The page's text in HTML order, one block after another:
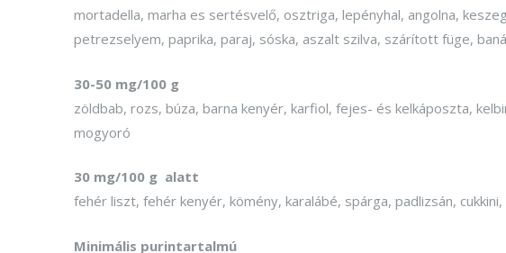
mortadella, marha es sertésvelő, osztriga, lepényhal, angolna,
petrezselyem, paprika, paraj, sóska, aszalt szilva, szárított füge,
30-50 mg/100 g
zöldbab, rozs, búza, barna kenyér, karfiol, fejes- és kelkáposzta,
mogyoró
30 mg/100 g alatt
fehér liszt, fehér kenyér, kömény, karalábé, spárga, padlizsán,
Minimális purintartalmú